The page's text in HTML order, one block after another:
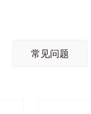
常见问题